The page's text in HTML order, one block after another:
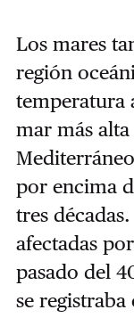
Los mares
región
temperatura
mar más
por encima
tres
afectadas
pasado del
se